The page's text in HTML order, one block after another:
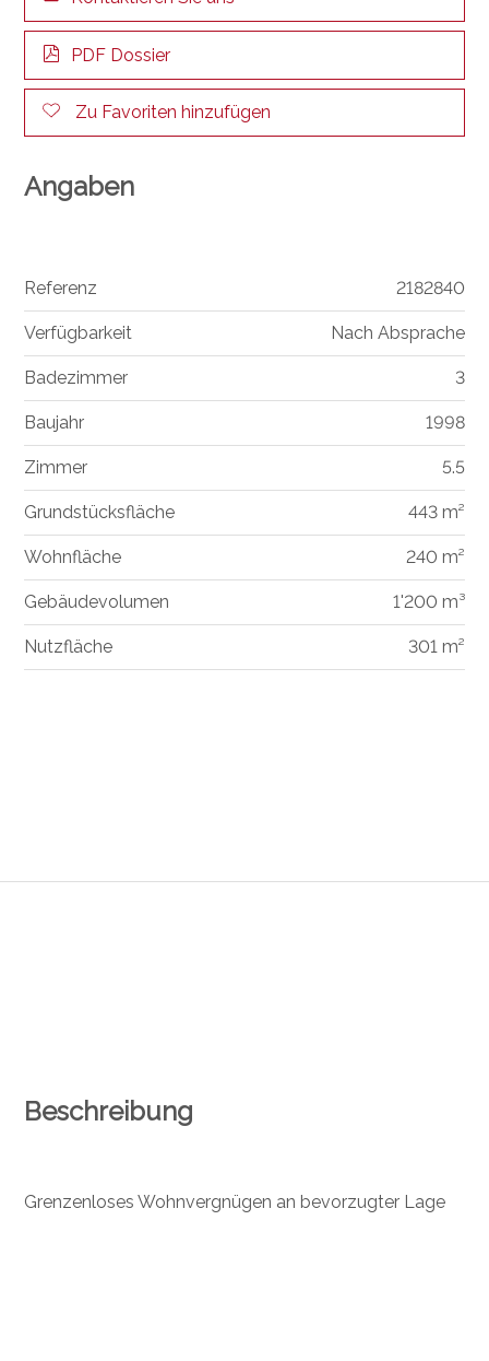
Beschreibung
Grenzenloses Wohnvergnügen an bevorzugter Lage
PDF Dossier
Zu Favoriten hinzufügen
Angaben
Referenz 2182840
Verfügbarkeit Nach Absprache
Badezimmer 3
Baujahr 1998
Zimmer 5.5
Grundstücksfläche 443 m²
Wohnfläche 240 m²
Gebäudevolumen 1'200 m³
Nutzfläche 301 m²